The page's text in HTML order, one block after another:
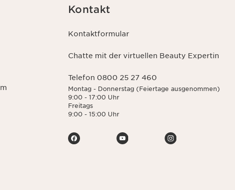
du jederzeit mit
Kontakt
Kontaktformular
Chatte mit der virtuellen Beauty Expertin
Telefon 0800 25 27 460
Montag - Donnerstag (Feiertage ausgenommen)
9:00 - 17:00 Uhr
Freitags
9:00 - 15:00 Uhr